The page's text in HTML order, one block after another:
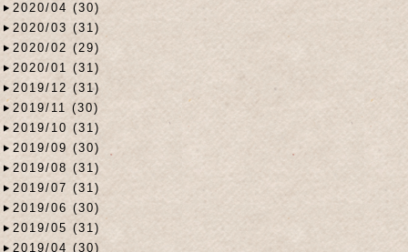
2020/04 (30)
2020/03 (31)
2020/02 (29)
2020/01 (31)
2019/12 (31)
2019/11 (30)
2019/10 (31)
2019/09 (30)
2019/08 (31)
2019/07 (31)
2019/06 (30)
2019/05 (31)
2019/04 (30)